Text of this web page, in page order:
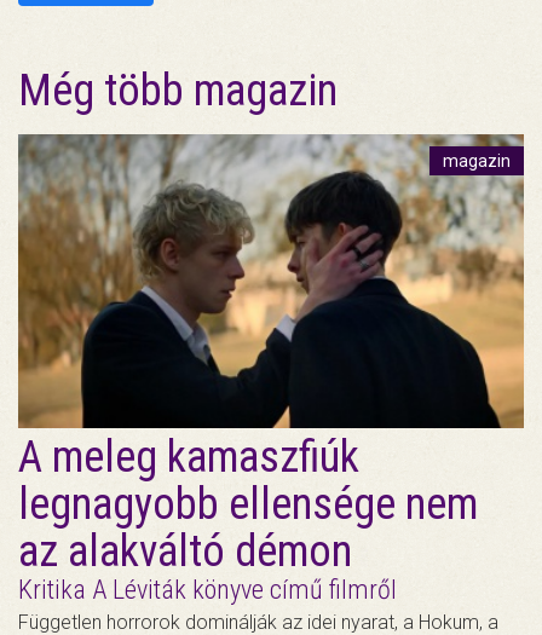
Még több magazin
magazin
A meleg kamaszfiúk
legnagyobb ellensége nem
az alakváltó démon
Kritika A Léviták könyve című filmről
Független horrorok dominálják az idei nyarat, a Hokum, a